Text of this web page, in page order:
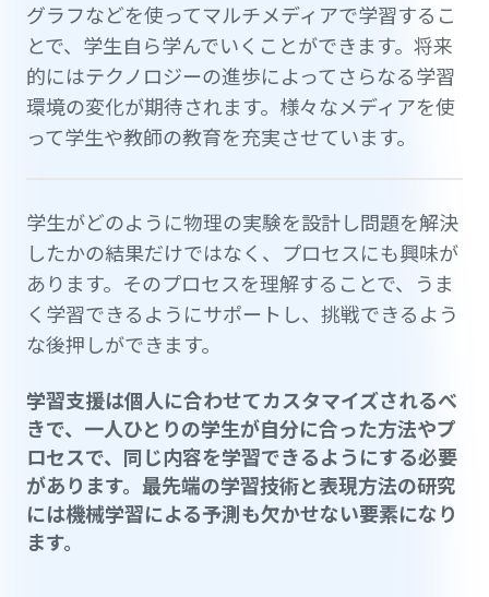
グラフなどを使ってマルチメディアで学習するこ
とで、学生自ら学んでいくことができます。将来
的にはテクノロジーの進歩によってさらなる学習
環境の変化が期待されます。様々なメディアを使
って学生や教師の教育を充実させています。
学生がどのように物理の実験を設計し問題を解決
したかの結果だけではなく、プロセスにも興味が
あります。そのプロセスを理解することで、うま
く学習できるようにサポートし、挑戦できるよう
な後押しができます。
学習支援は個人に合わせてカスタマイズされるべ
きで、一人ひとりの学生が自分に合った方法やプ
ロセスで、同じ内容を学習できるようにする必要
があります。最先端の学習技術と表現方法の研究
には機械学習による予測も欠かせない要素になり
ます。